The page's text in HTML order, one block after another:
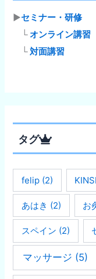
▶セミナー・研修
└オンライン講習
└対面講習
タグ
felip (2)
あはき (2) お
スペイン (2)
マッサージ (5)